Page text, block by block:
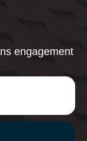
engagement